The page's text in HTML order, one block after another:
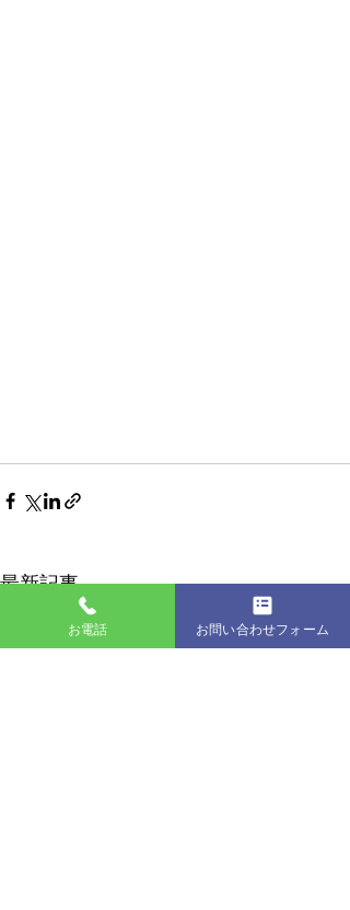
最新記事
お電話 お問い合わせフォーム